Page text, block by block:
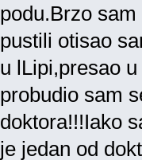
podu.Brzo
pustili otisao
u lLipi,presao
probudio sam
doktora!!!Iako
je jedan od